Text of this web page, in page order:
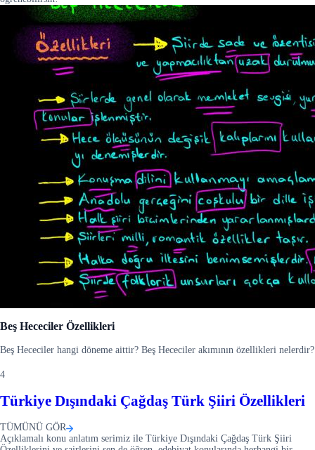
Beş Hececiler Özellikleri
Beş Hececiler hangi döneme aittir? Beş Hececiler akımının özellikleri nelerdir?
4
Türkiye Dışındaki Çağdaş Türk Şiiri Özellikleri
TÜMÜNÜ GÖR
Açıklamalı konu anlatım serimiz ile Türkiye Dışındaki Çağdaş Türk Şiiri